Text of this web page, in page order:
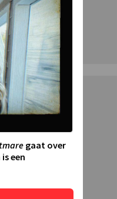
gaat over
een